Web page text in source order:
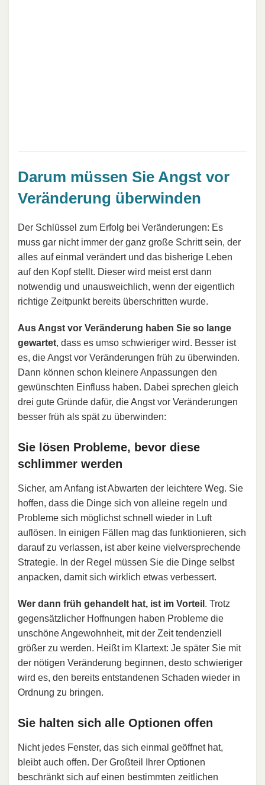
Darum müssen Sie Angst vor
Veränderung überwinden
Der Schlüssel zum Erfolg bei Veränderungen: Es
muss gar nicht immer der ganz große Schritt sein, der
alles auf einmal verändert und das bisherige Leben
auf den Kopf stellt. Dieser wird meist erst dann
notwendig und unausweichlich, wenn der eigentlich
richtige Zeitpunkt bereits überschritten wurde.
Aus Angst vor Veränderung haben Sie so lange
gewartet, dass es umso schwieriger wird. Besser ist
es, die Angst vor Veränderungen früh zu überwinden.
Dann können schon kleinere Anpassungen den
gewünschten Einfluss haben. Dabei sprechen gleich
drei gute Gründe dafür, die Angst vor Veränderungen
besser früh als spät zu überwinden:
Sie lösen Probleme, bevor diese
schlimmer werden
Sicher, am Anfang ist Abwarten der leichtere Weg. Sie
hoffen, dass die Dinge sich von alleine regeln und
Probleme sich möglichst schnell wieder in Luft
auflösen. In einigen Fällen mag das funktionieren, sich
darauf zu verlassen, ist aber keine vielversprechende
Strategie. In der Regel müssen Sie die Dinge selbst
anpacken, damit sich wirklich etwas verbessert.
Wer dann früh gehandelt hat, ist im Vorteil . Trotz
gegensätzlicher Hoffnungen haben Probleme die
unschöne Angewohnheit, mit der Zeit tendenziell
größer zu werden. Heißt im Klartext: Je später Sie mit
der nötigen Veränderung beginnen, desto schwieriger
wird es, den bereits entstandenen Schaden wieder in
Ordnung zu bringen.
Sie halten sich alle Optionen offen
Nicht jedes Fenster, das sich einmal geöffnet hat,
bleibt auch offen. Der Großteil Ihrer Optionen
beschränkt sich auf einen bestimmten zeitlichen